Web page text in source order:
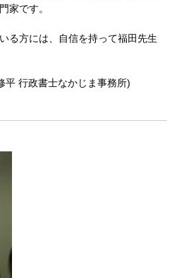
家です。
る方には、自信を持って福田先生
平 行政書士なかじま事務所)